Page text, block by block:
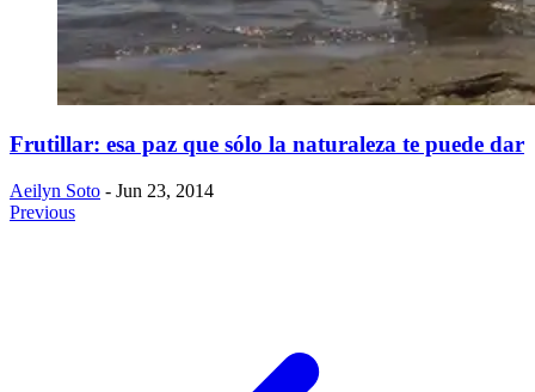
Frutillar: esa paz que sólo la naturaleza te puede dar
Aeilyn Soto - Jun 23, 2014
Previous